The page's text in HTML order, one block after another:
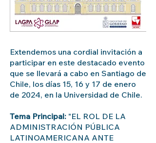
Extendemos una cordial invitación a
participar en este destacado evento
que se llevará a cabo en Santiago de
Chile, los días 15, 16 y 17 de enero
de 2024, en la Universidad de Chile.
Tema Principal: "EL ROL DE LA
ADMINISTRACIÓN PÚBLICA
LATINOAMERICANA ANTE